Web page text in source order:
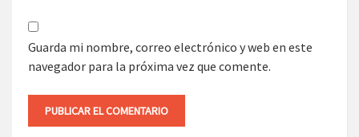
Guarda mi nombre, correo electrónico y web en este
navegador para la próxima vez que comente.